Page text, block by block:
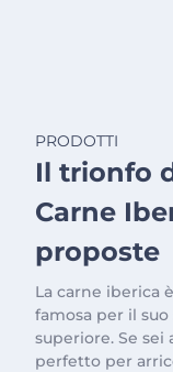
PRODOTTI
Il trionfo
Carne
proposte
La carne iberica
famosa per il
superiore. Se
perfetto per